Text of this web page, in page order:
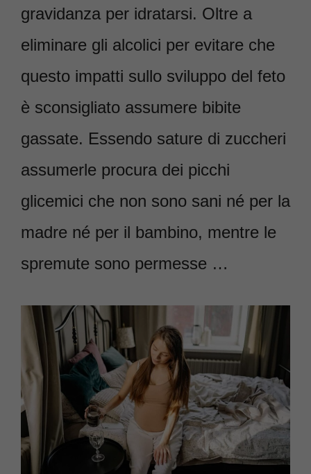
gravidanza per idratarsi. Oltre a
eliminare gli alcolici per evitare che
questo impatti sullo sviluppo del feto
è sconsigliato assumere bibite
gassate. Essendo sature di zuccheri
assumerle procura dei picchi
glicemici che non sono sani né per la
madre né per il bambino, mentre le
spremute sono permesse …